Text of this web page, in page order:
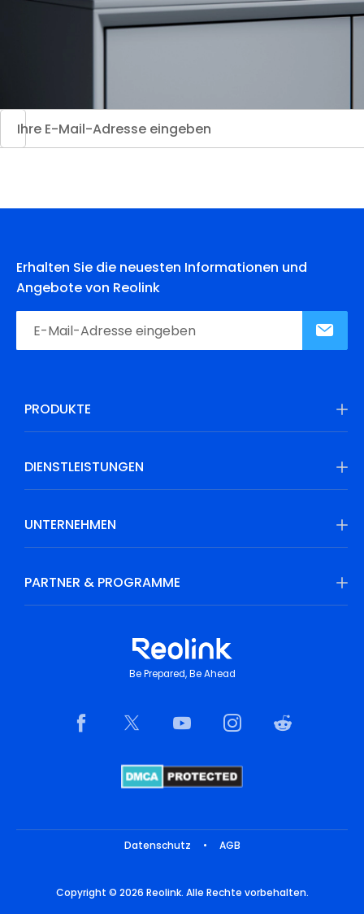
Erhalten Sie die neuesten Informationen und
Angebote von Reolink
PRODUKTE
DIENSTLEISTUNGEN
UNTERNEHMEN
PARTNER & PROGRAMME
Be Prepared, Be Ahead
Datenschutz • AGB
Copyright © 2026 Reolink. Alle Rechte vorbehalten.